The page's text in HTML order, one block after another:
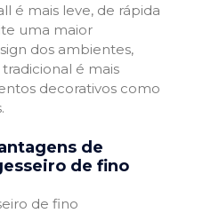
é mais leve, de rápida
uma maior
dos ambientes,
é mais
decorativos como
de
de fino
de fino